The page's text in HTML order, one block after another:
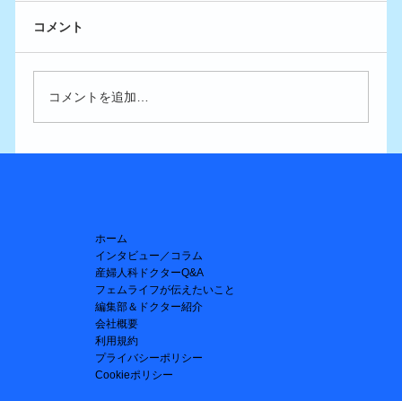
コメント
コメントを追加…
ホーム
インタビュー／コラム
産婦人科ドクターQ&A
フェムライフが伝えたいこと
編集部＆ドクター紹介
会社概要
利用規約
プライバシーポリシー
Cookieポリシー